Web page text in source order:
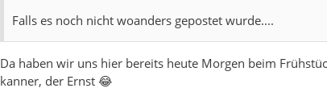
Falls es noch nicht woanders gepostet wurde....
Da haben wir uns hier bereits heute Morgen beim
kanner, der Ernst 😂